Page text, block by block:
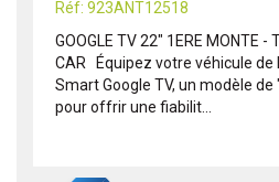
Réf: 923ANT12518
GOOGLE TV 22" 1ERE MONTE -
CAR Équipez votre véhicule de
Smart Google TV, un modèle
pour offrir une fiabilit...